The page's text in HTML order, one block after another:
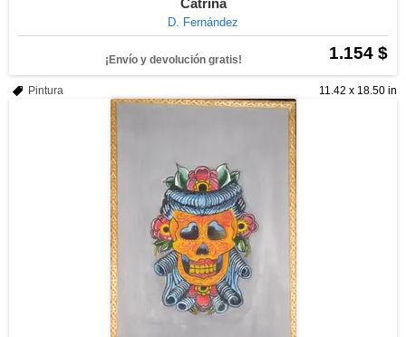
Catrina
D. Fernández
1.154 $
¡Envío y devolución gratis!
11.42 x 18.50 in
Pintura